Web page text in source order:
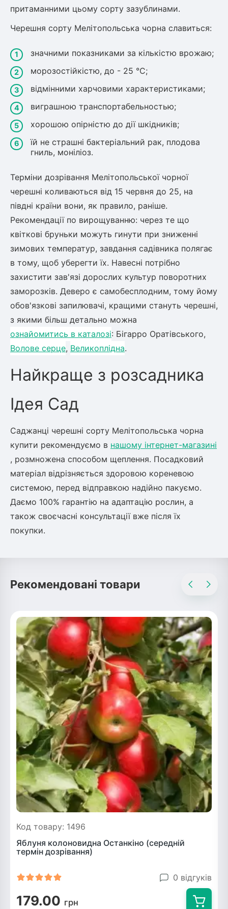
притаманними цьому сорту зазублинами.
Черешня сорту Мелітопольська чорна славиться:
значними показниками за кількістю врожаю;
морозостійкістю, до - 25 °С;
відмінними харчовими характеристиками;
виграшною транспортабельностью;
хорошою опірністю до дії шкідників;
їй не страшні бактеріальний рак, плодова
гниль, моніліоз.
Терміни дозрівання Мелітопольської чорної
черешні коливаються від 15 червня до 25, на
півдні країни вони, як правило, раніше.
Рекомендації по вирощуванню: через те що
квіткові бруньки можуть гинути при зниженні
зимових температур, завдання садівника полягає
в тому, щоб уберегти їх. Навесні потрібно
захистити зав'язі дорослих культур поворотних
заморозків. Деверо є самобесплодним, тому йому
обов'язкові запилювачі, кращими стануть черешні,
з якими більш детально можна
ознайомитись в каталозі: Бігарро Оратівського,
Волове серце, Великоплідна.
Найкраще з розсадника
Ідея Сад
Саджанці черешні сорту Мелітопольська чорна
купити рекомендуємо в нашому інтернет-магазині
, розмножена способом щеплення. Посадковий
матеріал відрізняється здоровою кореневою
системою, перед відправкою надійно пакуємо.
Даємо 100% гарантію на адаптацію рослин, а
також своєчасні консультації вже після їх
покупки.
Рекомендовані товари
Код товару: 1496
Яблуня колоновидна Останкіно (середній
термін дозрівання)
0 відгуків
179.00 грн